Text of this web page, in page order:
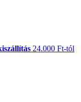
24.000 Ft-tól